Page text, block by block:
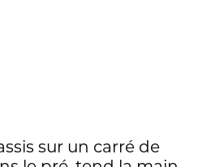
sur un carré de